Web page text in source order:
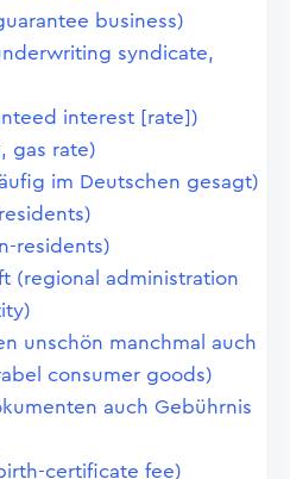
business)
syndicate,
interest [rate])
gas rate)
im Deutschen gesagt)
residents)
(regional administration
unschön manchmal auch
consumer goods)
auch Gebührnis
certificate fee)